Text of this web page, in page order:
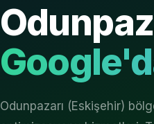
Odunpazarı (Eskişehir)